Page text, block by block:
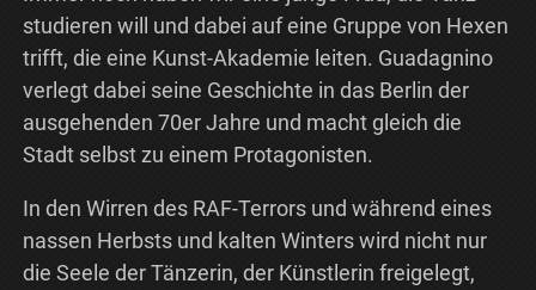
studieren will und dabei auf eine Gruppe von Hexen
trifft, die eine Kunst-Akademie leiten. Guadagnino
verlegt dabei seine Geschichte in das Berlin der
ausgehenden 70er Jahre und macht gleich die
Stadt selbst zu einem Protagonisten.
In den Wirren des RAF-Terrors und während eines
nassen Herbsts und kalten Winters wird nicht nur
die Seele der Tänzerin, der Künstlerin freigelegt,